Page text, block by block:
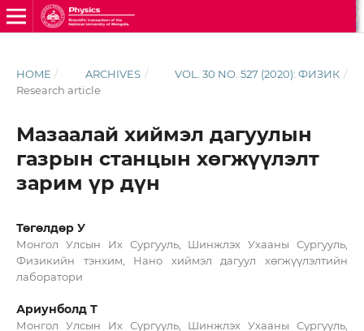
HOME / ARCHIVES / VOL. 30 NO. 527 (2020): ФИЗИК /
Research article
Мазаалай хиймэл дагуулын
газрын станцын хөгжүүлэлт
зарим үр дүн
Төгөлдөр У
Монгол Улсын Их Сургууль, Шинжлэх Ухааны Сургууль,
Физикийн тэнхим, Нано хиймэл дагуул хөгжүүлэлтийн
лаборатори
Ариунболд Т
Монгол Улсын Их Сургууль, Шинжлэх Ухааны Сургууль,